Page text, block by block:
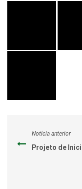
Notícia anterior
Projeto de